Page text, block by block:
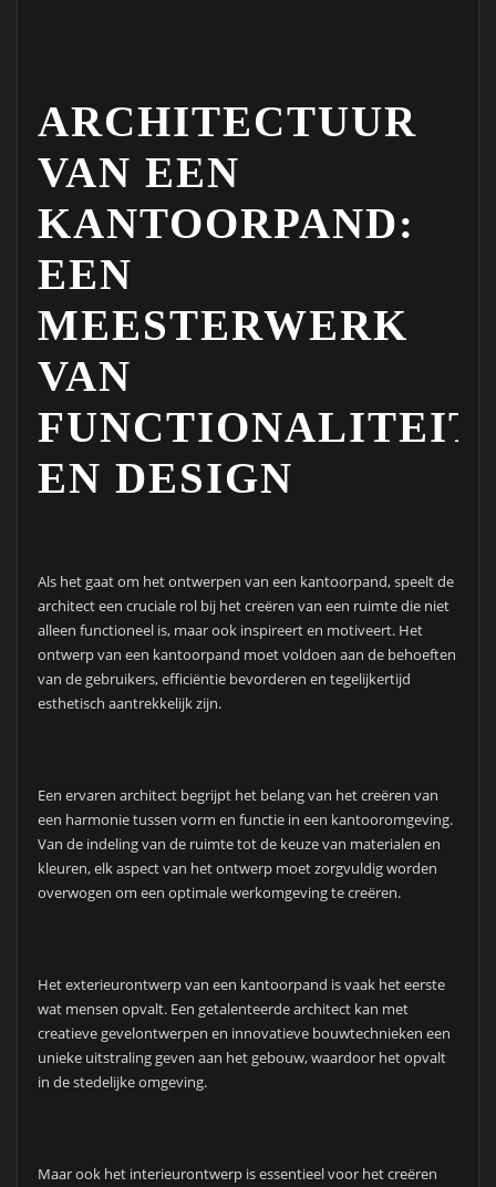
ARCHITECTUUR
VAN EEN
KANTOORPAND:
EEN
MEESTERWERK
VAN
FUNCTIONALITEIT
EN DESIGN
Als het gaat om het ontwerpen van een kantoorpand, speelt de
architect een cruciale rol bij het creëren van een ruimte die niet
alleen functioneel is, maar ook inspireert en motiveert. Het
ontwerp van een kantoorpand moet voldoen aan de behoeften
van de gebruikers, efficiëntie bevorderen en tegelijkertijd
esthetisch aantrekkelijk zijn.
Een ervaren architect begrijpt het belang van het creëren van
een harmonie tussen vorm en functie in een kantooromgeving.
Van de indeling van de ruimte tot de keuze van materialen en
kleuren, elk aspect van het ontwerp moet zorgvuldig worden
overwogen om een optimale werkomgeving te creëren.
Het exterieurontwerp van een kantoorpand is vaak het eerste
wat mensen opvalt. Een getalenteerde architect kan met
creatieve gevelontwerpen en innovatieve bouwtechnieken een
unieke uitstraling geven aan het gebouw, waardoor het opvalt
in de stedelijke omgeving.
Maar ook het interieurontwerp is essentieel voor het creëren